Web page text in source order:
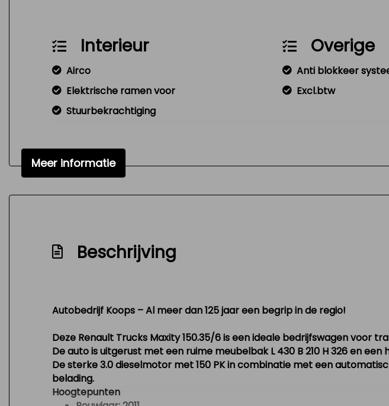
Interieur
Airco
Elektrische ramen voor
Stuurbekrachtiging
Overige
Anti blokkeer
Excl.btw
Meer informatie
Beschrijving
Autobedrijf Koops – Al meer dan 125 jaar een begrip in de regio!
Deze Renault Trucks Maxity 150.35/6is een ideale bedrijfswagen voor
De auto is uitgerust met een ruime meubelbak L 430 B 210 H 326en een
De sterke3.0 dieselmotor met 150 PKin combinatie met een
belading.
Hoogtepunten